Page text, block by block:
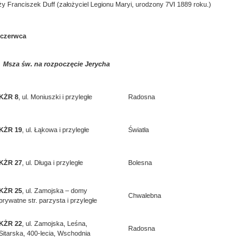
Franciszek Duff (założyciel Legionu Maryi, urodzony 7VI 1889 roku.)
Msza św. na rozpoczęcie Jerycha
8, ul. Moniuszki i przyległe Radosna
19, ul. Łąkowa i przyległe Światła
27, ul. Długa i przyległe Bolesna
25, ul. Zamojska – domy
str. parzysta i przyległe
Chwalebna
22, ul. Zamojska, Leśna,
400-lecia, Wschodnia
Radosna